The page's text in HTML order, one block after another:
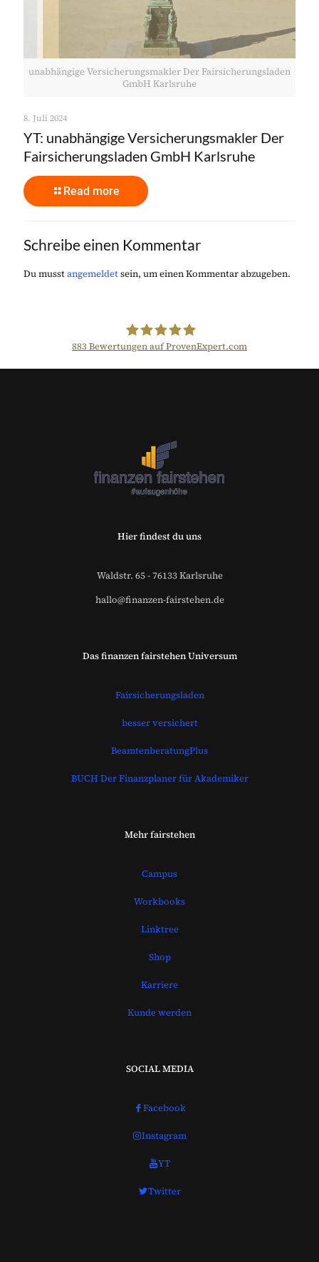
unabhängige Versicherungsmakler Der Fairsicherungsladen
GmbH Karlsruhe
8. Juli 2024
YT: unabhängige Versicherungsmakler Der
Fairsicherungsladen GmbH Karlsruhe
Read more
Schreibe einen Kommentar
Du musstangemeldetsein, um einen Kommentar abzugeben.
Der Fairsicherungsladen GmbH
Finanzberater Karlsruhe
883Bewertungen auf ProvenExpert.com
Hier findest du uns
Waldstr. 65 - 76133 Karlsruhe
hallo@finanzen-fairstehen.de
Das finanzen fairstehen Universum
Fairsicherungsladen
besser versichert
BeamtenberatungPlus
BUCH Der Finanzplaner für Akademiker
Mehr fairstehen
Campus
Workbooks
Linktree
Shop
Karriere
Kunde werden
SOCIAL MEDIA
Facebook
Instagram
YT
Twitter